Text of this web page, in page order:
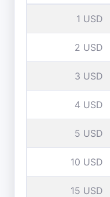
1 USD
2 USD
3 USD
4 USD
5 USD
10 USD
15 USD